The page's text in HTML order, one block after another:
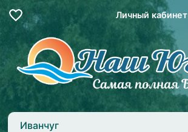
Личный кабинет
Иванчуг